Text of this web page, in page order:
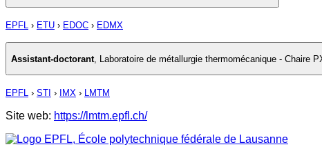
EPFL › ETU › EDOC › EDMX
Assistant-doctorant Laboratoire de métallurgie thermomécanique - Chaire
EPFL › STI › IMX › LMTM
Site web: https://lmtm.epfl.ch/